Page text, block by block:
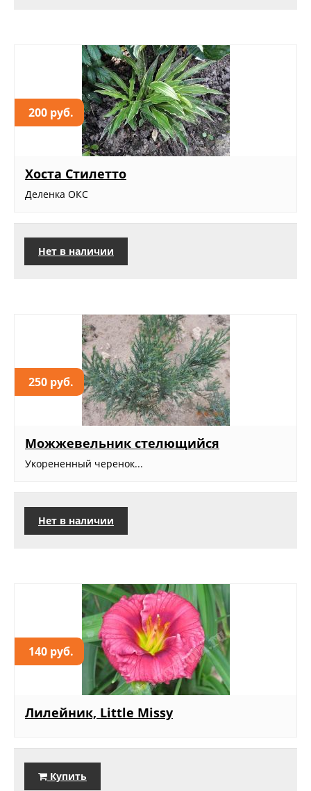
200 руб.
Хоста Стилетто
Деленка ОКС
Нет в наличии
250 руб.
Можжевельник стелющийся
Укорененный черенок...
Нет в наличии
140 руб.
Лилейник, Little Missy
Купить